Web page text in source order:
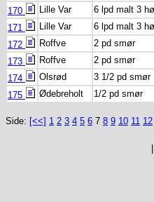
170
Lille Var 6 lpd malt 3
171
Lille Var 6 lpd malt 3
172
Roffve 2 pd smør
173
Roffve 2 pd smør
174
Olsrød 3 1/2 pd smør
175
Ødebreholt 1/2 pd smør
Side: [<<] 1 2 3 4 5 6 7 8 9 10 11 12